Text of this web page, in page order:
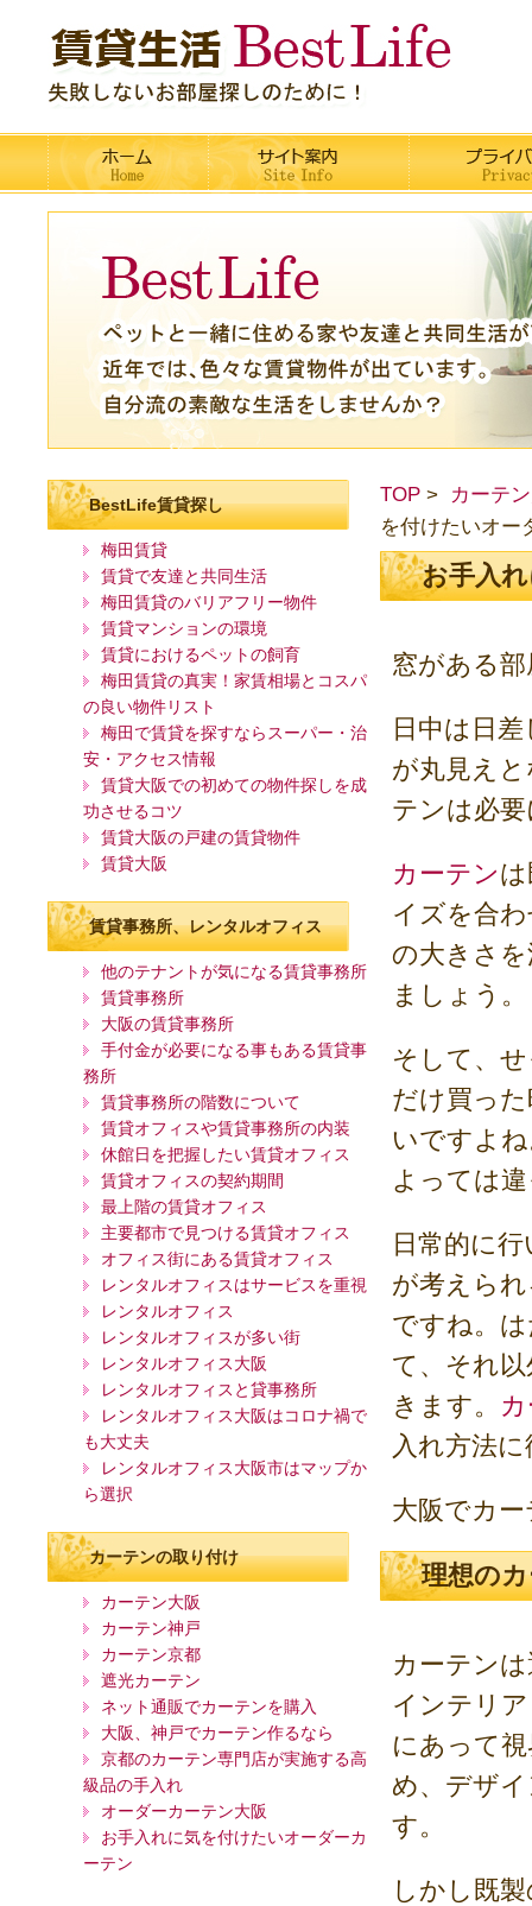
TOP
カーテ
を付けたいオー
お手入
窓がある
日中は日
が丸見え
テンは必
カーテン
イズを合
の大きさ
ましょう。
そして、
だけ買っ
いですよ
よっては
日常的に
が考えら
ですね。
て、それ
きます。
入れ方法
大阪でカ
理想の
カーテン
インテリ
にあって
め、デザ
す。
しかし既
BestLife賃貸探し
梅田賃貸
賃貸で友達と共同生活
梅田賃貸のバリアフリー物件
賃貸マンションの環境
賃貸におけるペットの飼育
梅田賃貸の真実！家賃相場とコスパ
の良い物件リスト
梅田で賃貸を探すならスーパー・治
安・アクセス情報
賃貸大阪での初めての物件探しを成
功させるコツ
賃貸大阪の戸建の賃貸物件
賃貸大阪
賃貸事務所、レンタルオフィス
他のテナントが気になる賃貸事務所
賃貸事務所
大阪の賃貸事務所
手付金が必要になる事もある賃貸事
務所
賃貸事務所の階数について
賃貸オフィスや賃貸事務所の内装
休館日を把握したい賃貸オフィス
賃貸オフィスの契約期間
最上階の賃貸オフィス
主要都市で見つける賃貸オフィス
オフィス街にある賃貸オフィス
レンタルオフィスはサービスを重視
レンタルオフィス
レンタルオフィスが多い街
レンタルオフィス大阪
レンタルオフィスと貸事務所
レンタルオフィス大阪はコロナ禍で
も大丈夫
レンタルオフィス大阪市はマップか
ら選択
カーテンの取り付け
カーテン大阪
カーテン神戸
カーテン京都
遮光カーテン
ネット通販でカーテンを購入
大阪、神戸でカーテン作るなら
京都のカーテン専門店が実施する高
級品の手入れ
オーダーカーテン大阪
お手入れに気を付けたいオーダーカ
ーテン